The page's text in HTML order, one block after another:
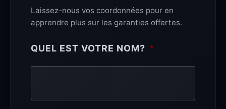
Laissez-nous vos coordonnées pour en
apprendre plus sur les garanties offertes.
QUEL EST VOTRE NOM? *